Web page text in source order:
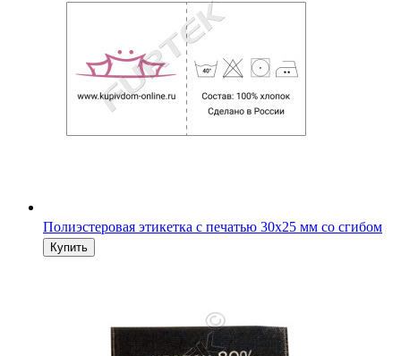
Полиэстеровая этикетка с печатью 30х25 мм со сгибом